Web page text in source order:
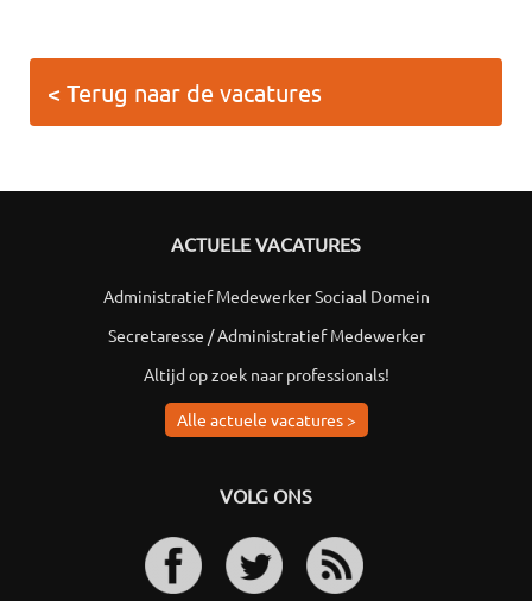
< Terug naar de vacatures
ACTUELE VACATURES
Administratief Medewerker Sociaal Domein
Secretaresse / Administratief Medewerker
Altijd op zoek naar professionals!
Alle actuele vacatures >
VOLG ONS